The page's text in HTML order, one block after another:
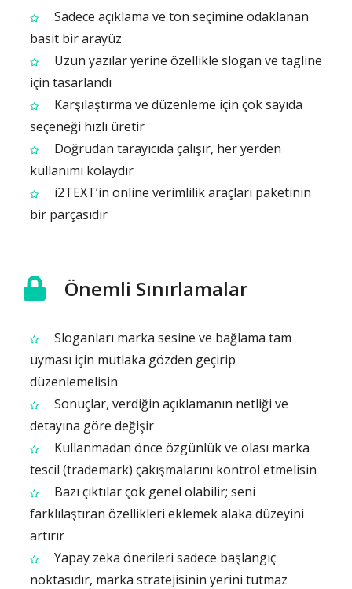
Sadece açıklama ve ton seçimine odaklanan
basit bir arayüz
Uzun yazılar yerine özellikle slogan ve tagline
için tasarlandı
Karşılaştırma ve düzenleme için çok sayıda
seçeneği hızlı üretir
Doğrudan tarayıcıda çalışır, her yerden
kullanımı kolaydır
i2TEXT’in online verimlilik araçları paketinin
bir parçasıdır
Önemli Sınırlamalar
Sloganları marka sesine ve bağlama tam
uyması için mutlaka gözden geçirip
düzenlemelisin
Sonuçlar, verdiğin açıklamanın netliği ve
detayına göre değişir
Kullanmadan önce özgünlük ve olası marka
tescil (trademark) çakışmalarını kontrol etmelisin
Bazı çıktılar çok genel olabilir; seni
farklılaştıran özellikleri eklemek alaka düzeyini
artırır
Yapay zeka önerileri sadece başlangıç
noktasıdır, marka stratejisinin yerini tutmaz